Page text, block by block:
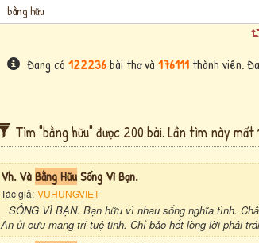
Đang có 122236bài thơ và 176111thành viên.
Tìm "bằng hữu" được 200 bài. Lần tìm này mất
Vh. VàBằng HữuSống Vì Bạn.
Tác giả: VUHUNGVIET
SỐNG VÌ BẠN. Bạn hữu vì nhau sống nghĩa tình.
An ủi cưu mang trí tuệ tinh. Chỉ bảo hết lòng lời phải